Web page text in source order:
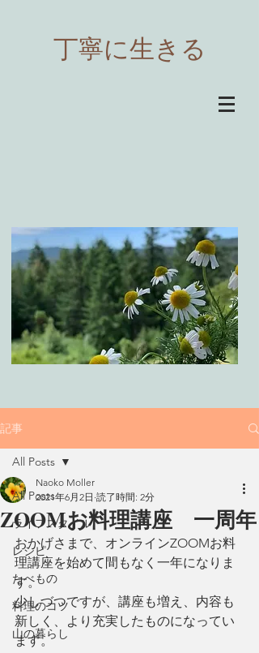
​丁寧に生きる
記事
All Posts
ライフスタイル
レシピ
たべもの
料理のコツ
山の暮らし
All Posts
ZOOMお料理講座 一周年
Naoko Moller
2021年6月2日 読了時間: 2分
おかげさまで、オンラインZOOMお料
理講座を始めて間もなく一年になりま
す。
少しづつですが、講座も増え、内容も
新しく、より充実したものになってい
ます。